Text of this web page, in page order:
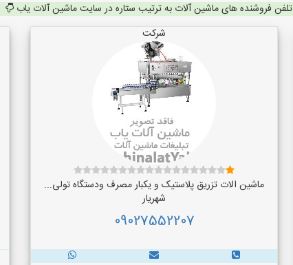
تلفن فروشنده های ماشین آلات به ترتیب ستاره در سایت ماشین آلات یاب
شرکت
ماشین الات تزریق پلاستیک و یکبار مصرف ودستگاه تولی...
شهریار
09027552207